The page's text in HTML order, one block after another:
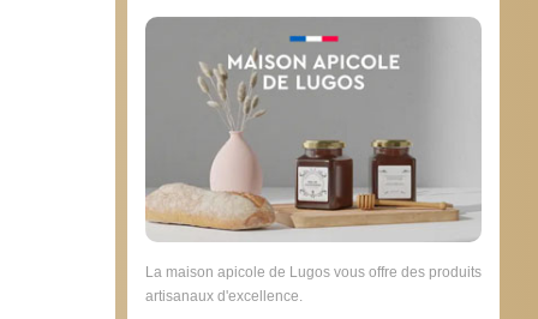
La maison apicole de Lugos vous offre des produits
artisanaux d'excellence.